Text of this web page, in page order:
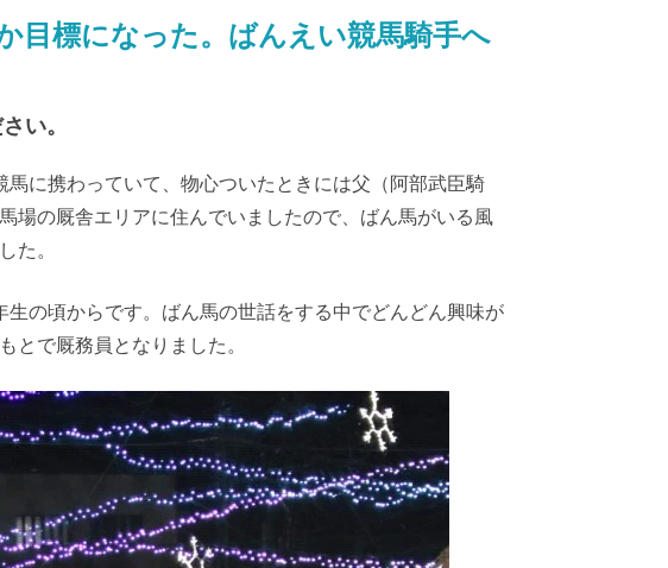
目標になった。ばんえい競馬騎手へ
い。
に携わっていて、物心ついたときには父（阿部武臣騎
場の厩舎エリアに住んでいましたので、ばん馬がいる風
た。
の頃からです。ばん馬の世話をする中でどんどん興味が
とで厩務員となりました。